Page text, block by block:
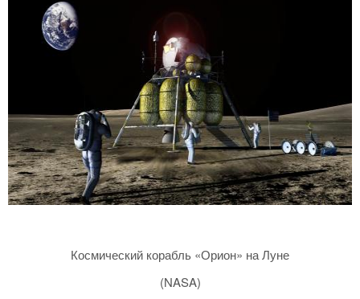
Космический корабль «Орион» на Луне
(NASA)